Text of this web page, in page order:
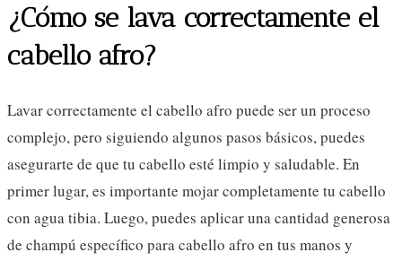
¿Cómo se lava correctamente el
cabello afro?
Lavar correctamente el cabello afro puede ser un proceso
complejo, pero siguiendo algunos pasos básicos, puedes
asegurarte de que tu cabello esté limpio y saludable. En
primer lugar, es importante mojar completamente tu cabello
con agua tibia. Luego, puedes aplicar una cantidad generosa
de champú específico para cabello afro en tus manos y